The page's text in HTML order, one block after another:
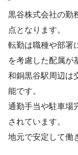
黒谷株式会社の勤
点となります。
転勤は職種や部署
を考慮した配属が
和銅黒谷駅周辺は
能です。
通勤手当や駐車場
されています。
地元で安定して働